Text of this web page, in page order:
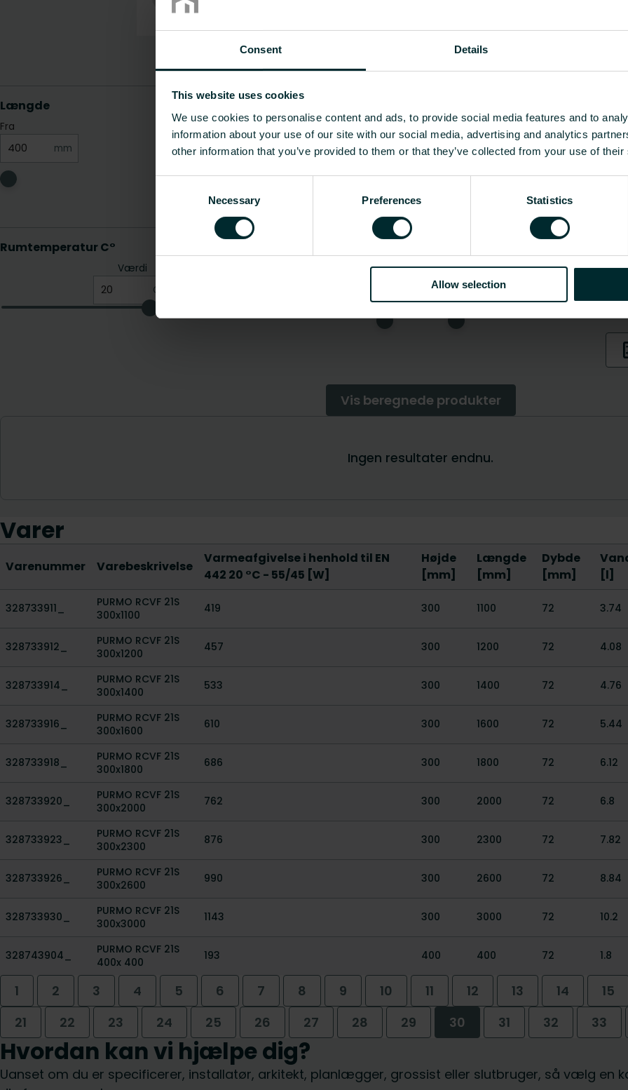
Consent Details
This website uses cookies
We use cookies to personalise content and ads, to provide social media features and to
information about your use of our site with our social media, advertising and analytics
other information that you’ve provided to them or that they’ve collected from your use of
Necessary Preferences Statistics
Allow selection
Varer
Varenummer Varebeskrivelse
Varmeafgivelse i henhold til EN
442 20 °C - 55/45 [W]
Højde
[mm]
Længde
[mm]
Dybde
[mm]
[l]
328733911_
PURMO RCVF 21S
300x1100
419 300 1100 72 3.74
328733912_
PURMO RCVF 21S
300x1200
457 300 1200 72 4.08
328733914_
PURMO RCVF 21S
300x1400
533 300 1400 72 4.76
328733916_
PURMO RCVF 21S
300x1600
610 300 1600 72 5.44
328733918_
PURMO RCVF 21S
300x1800
686 300 1800 72 6.12
328733920_
PURMO RCVF 21S
300x2000
762 300 2000 72 6.8
328733923_
PURMO RCVF 21S
300x2300
876 300 2300 72 7.82
328733926_
PURMO RCVF 21S
300x2600
990 300 2600 72 8.84
328733930_
PURMO RCVF 21S
300x3000
1143 300 3000 72 10.2
328743904_
PURMO RCVF 21S
400x 400
193 400 400 72 1.8
1 2 3 4 5 6 7 8 9 10 11 12 13 14 15
21
22 23 24 25 26 27 28 29 30 31 32 33
Hvordan kan vi hjælpe dig?
Uanset om du er specificerer, installatør, arkitekt, planlægger, grossist eller slutbruger, så vælg en